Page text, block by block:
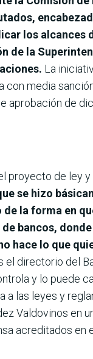
los alcances
de la
La
con media
aprobación de
proyecto de ley
se hizo
la forma en
bancos, donde
hace lo que
el directorio del
y lo puede
a las leyes y
Valdovinos en
acreditados en